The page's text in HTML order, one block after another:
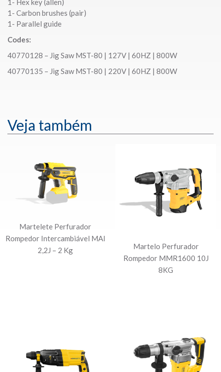
1- Carbon brushes (pair)
1- Parallel guide
Codes:
40770128 – Jig Saw MST-80 | 127V | 60HZ | 800W
40770135 – Jig Saw MST-80 | 220V | 60HZ | 800W
Veja também
Martelete Perfurador
Rompedor Intercambiável MAI
2,2J – 2 Kg
Martelo Perfurador
Rompedor MMR1600 10J
8KG